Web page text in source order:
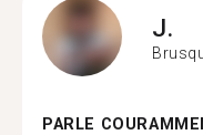
J.
PARLE